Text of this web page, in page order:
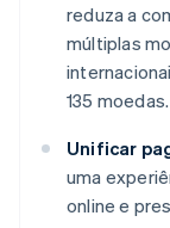
reduza a
múltiplas
135 moedas.
Unificar
uma
online e